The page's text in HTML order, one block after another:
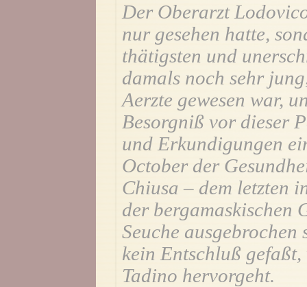
Der Oberarzt
nur gesehen hatte,
thätigsten und
damals noch sehr
Aerzte gewesen war,
Besorgniß vor dieser
und Erkundigungen
October der
Chiusa – dem letzten
der bergamaskischen
Seuche
kein Entschluß
Tadino hervorgeht.